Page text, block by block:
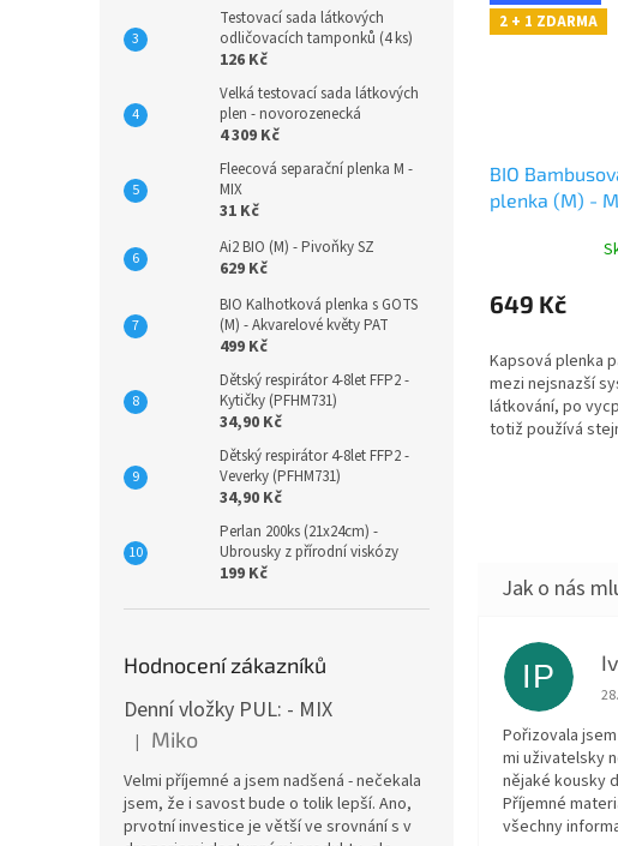
Testovací sada látkových
odličovacích tamponků (4 ks)
126 Kč
Velká testovací sada látkových
plen - novorozenecká
4 309 Kč
Fleecová separační plenka M -
MIX
31 Kč
Ai2 BIO (M) - Pivoňky SZ
629 Kč
BIO Kalhotková plenka s GOTS
(M) - Akvarelové květy PAT
499 Kč
Dětský respirátor 4-8let FFP2 -
Kytičky (PFHM731)
34,90 Kč
Dětský respirátor 4-8let FFP2 -
Veverky (PFHM731)
34,90 Kč
Perlan 200ks (21x24cm) -
Ubrousky z přírodní viskózy
199 Kč
Hodnocení zákazníků
Denní vložky PUL: - MIX
Hodnocení produktu je 5 z 5 hvězdiček.
| Miko
Velmi příjemné a jsem nadšená - nečekala
jsem, že i savost bude o tolik lepší. Ano,
prvotní investice je větší ve srovnání s v
2 + 1 ZDARMA
BIO
plenka (M) -
produktu
je
z
5
hvězdiček.
649 Kč
Kapsová plenka
mezi nejsnazší
látkování, po
totiž používá
IP
Pořizovala
mi uživatelsky
nějaké kousky
Příjemné
všechny